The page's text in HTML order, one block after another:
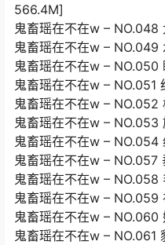
566.4M]
鬼畜瑶在不在w – NO.048
鬼畜瑶在不在w – NO.049
鬼畜瑶在不在w – NO.050
鬼畜瑶在不在w – NO.051
鬼畜瑶在不在w – NO.052
鬼畜瑶在不在w – NO.053
鬼畜瑶在不在w –
鬼畜瑶在不在w – NO.057
鬼畜瑶在不在w –
鬼畜瑶在不在w –
鬼畜瑶在不在w –
鬼畜瑶在不在w –